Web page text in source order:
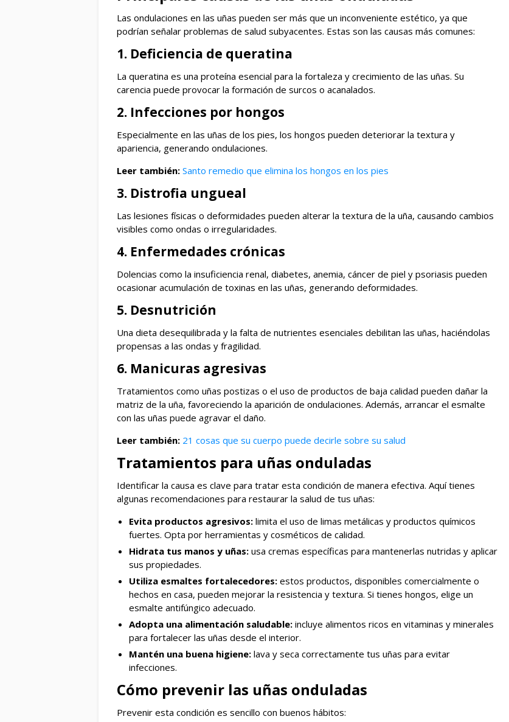
Las ondulaciones en las uñas pueden ser más que un inconveniente estético, ya que
podrían señalar problemas de salud subyacentes. Estas son las causas más comunes:
1. Deficiencia de queratina
La queratina es una proteína esencial para la fortaleza y crecimiento de las uñas. Su
carencia puede provocar la formación de surcos o acanalados.
2. Infecciones por hongos
Especialmente en las uñas de los pies, los hongos pueden deteriorar la textura y
apariencia, generando ondulaciones.
Leer también: Santo remedio que elimina los hongos en los pies
3. Distrofia ungueal
Las lesiones físicas o deformidades pueden alterar la textura de la uña, causando cambios
visibles como ondas o irregularidades.
4. Enfermedades crónicas
Dolencias como la insuficiencia renal, diabetes, anemia, cáncer de piel y psoriasis pueden
ocasionar acumulación de toxinas en las uñas, generando deformidades.
5. Desnutrición
Una dieta desequilibrada y la falta de nutrientes esenciales debilitan las uñas, haciéndolas
propensas a las ondas y fragilidad.
6. Manicuras agresivas
Tratamientos como uñas postizas o el uso de productos de baja calidad pueden dañar la
matriz de la uña, favoreciendo la aparición de ondulaciones. Además, arrancar el esmalte
con las uñas puede agravar el daño.
Leer también: 21 cosas que su cuerpo puede decirle sobre su salud
Tratamientos para uñas onduladas
Identificar la causa es clave para tratar esta condición de manera efectiva. Aquí tienes
algunas recomendaciones para restaurar la salud de tus uñas:
Evita productos agresivos: limita el uso de limas metálicas y productos químicos
fuertes. Opta por herramientas y cosméticos de calidad.
Hidrata tus manos y uñas: usa cremas específicas para mantenerlas nutridas y aplicar
sus propiedades.
Utiliza esmaltes fortalecedores: estos productos, disponibles comercialmente o
hechos en casa, pueden mejorar la resistencia y textura. Si tienes hongos, elige un
esmalte antifúngico adecuado.
Adopta una alimentación saludable: incluye alimentos ricos en vitaminas y minerales
para fortalecer las uñas desde el interior.
Mantén una buena higiene: lava y seca correctamente tus uñas para evitar
infecciones.
Cómo prevenir las uñas onduladas
Prevenir esta condición es sencillo con buenos hábitos: